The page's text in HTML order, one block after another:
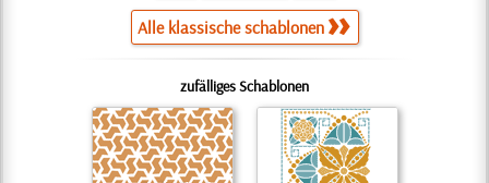
Alle klassische schablonen
zufälliges Schablonen